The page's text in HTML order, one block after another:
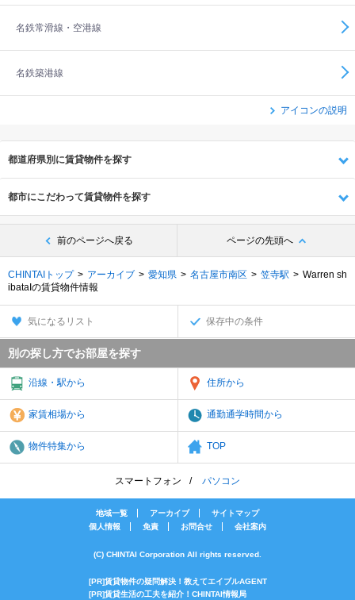
名鉄常滑線・空港線
名鉄築港線
アイコンの説明
都道府県別に賃貸物件を探す
都市にこだわって賃貸物件を探す
前のページへ戻る ページの先頭へ
CHINTAIトップ アーカイブ 愛知県 名古屋市南区 笠寺駅
Warren sh
ibataIの賃貸物件情報
気になるリスト 保存中の条件
別の探し方でお部屋を探す
沿線・駅から 住所から
家賃相場から 通勤通学時間から
物件特集から TOP
スマートフォン パソコン
地域一覧 アーカイブ
サイトマップ
個人情報
免責 お問合せ 会社案内
(C) CHINTAI Corporation All rights reserved.
[PR]賃貸物件の疑問解決！教えてエイブルAGENT
[PR]賃貸生活の工夫を紹介！CHINTAI情報局